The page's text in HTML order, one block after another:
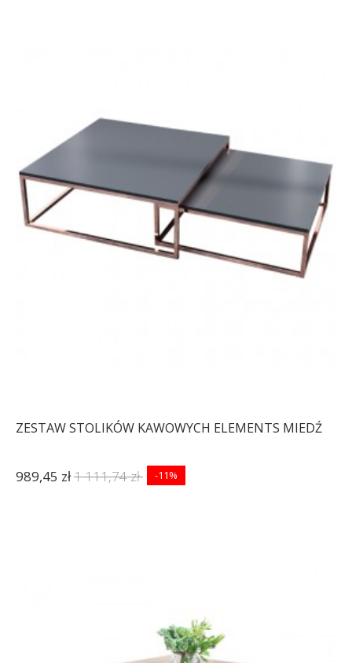
ZESTAW STOLIKÓW KAWOWYCH ELEMENTS MIEDŹ
989,45 zł1 111,74 zł -11%